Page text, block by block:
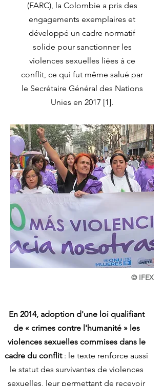
(FARC), la Colombie a pris des
engagements exemplaires et
développé un cadre normatif
solide pour sanctionner les
violences sexuelles liées à ce
conflit, ce qui fut même salué par
le Secrétaire Général des Nations
Unies en 2017 [1].
© IFEX
En 2014, adoption d'une loi qualifiant
de « crimes contre l'humanité » les
violences sexuelles commises dans le
cadre du conflit: le texte renforce aussi
le statut des survivantes de violences
sexuelles, leur permettant de recevoir